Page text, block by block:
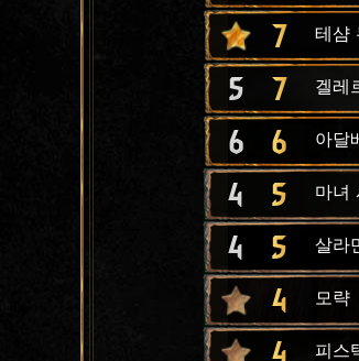
7 테샴
5 7 겔레
6 6 아달
4 5 마녀
4 5 살라
4 모략
4 피스